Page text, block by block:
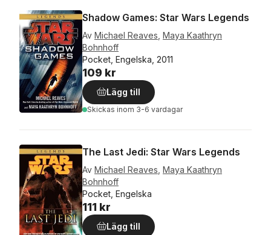
Shadow Games: Star Wars Legends
Av Michael Reaves Maya Kaathryn
Bohnhoff
Pocket, Engelska, 2011
109 kr
Lägg till
Skickas inom 3-6 vardagar
The Last Jedi: Star Wars Legends
Av Michael Reaves Maya Kaathryn
Bohnhoff
Pocket, Engelska
111 kr
Lägg till